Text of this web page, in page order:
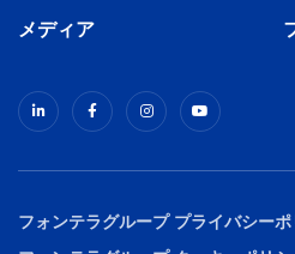
メディア
フォンテラグループ プライバシー